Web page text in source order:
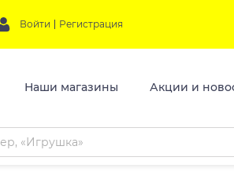
Войти Регистрация
Наши магазины Акции и